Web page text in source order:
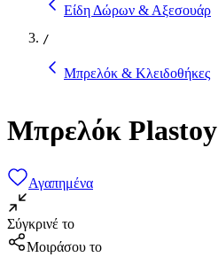
Είδη Δώρων & Αξεσουάρ
/
Μπρελόκ & Κλειδοθήκες
Μπρελόκ Plastoy
Αγαπημένα
Σύγκρινέ το
Μοιράσου το